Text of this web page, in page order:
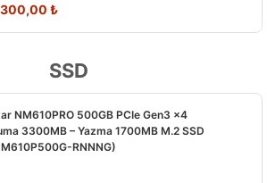
₺
SSD
NM610PRO 500GB PCIe Gen3 x4
3300MB – Yazma 1700MB M.2 SSD
RNNNG)